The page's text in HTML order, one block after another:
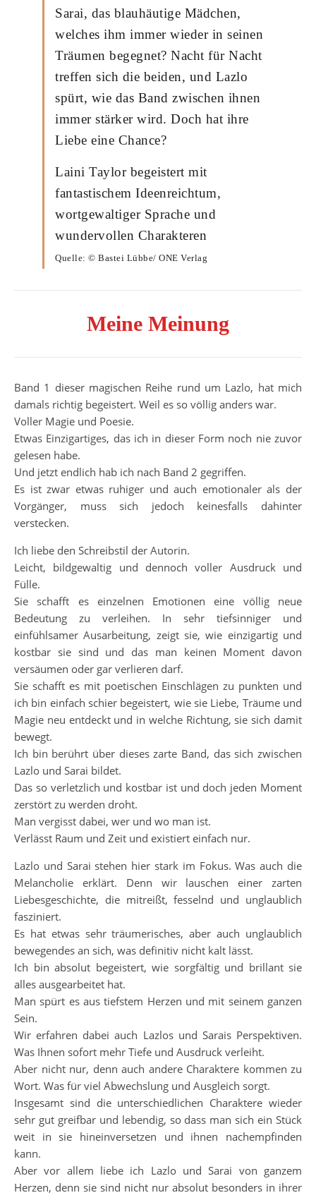
Sarai, das blauhäutige Mädchen,
welches ihm immer wieder in seinen
Träumen begegnet? Nacht für Nacht
treffen sich die beiden, und Lazlo
spürt, wie das Band zwischen ihnen
immer stärker wird. Doch hat ihre
Liebe eine Chance?
Laini Taylor begeistert mit
fantastischem Ideenreichtum,
wortgewaltiger Sprache und
wundervollen Charakteren
Quelle: © Bastei Lübbe/ ONE Verlag
Meine Meinung
Band 1 dieser magischen Reihe rund um Lazlo, hat mich
damals richtig begeistert. Weil es so völlig anders war.
Voller Magie und Poesie.
Etwas Einzigartiges, das ich in dieser Form noch nie zuvor
gelesen habe.
Und jetzt endlich hab ich nach Band 2 gegriffen.
Es ist zwar etwas ruhiger und auch emotionaler als der
Vorgänger, muss sich jedoch keinesfalls dahinter
verstecken.
Ich liebe den Schreibstil der Autorin.
Leicht, bildgewaltig und dennoch voller Ausdruck und
Fülle.
Sie schafft es einzelnen Emotionen eine völlig neue
Bedeutung zu verleihen. In sehr tiefsinniger und
einfühlsamer Ausarbeitung, zeigt sie, wie einzigartig und
kostbar sie sind und das man keinen Moment davon
versäumen oder gar verlieren darf.
Sie schafft es mit poetischen Einschlägen zu punkten und
ich bin einfach schier begeistert, wie sie Liebe, Träume und
Magie neu entdeckt und in welche Richtung, sie sich damit
bewegt.
Ich bin berührt über dieses zarte Band, das sich zwischen
Lazlo und Sarai bildet.
Das so verletzlich und kostbar ist und doch jeden Moment
zerstört zu werden droht.
Man vergisst dabei, wer und wo man ist.
Verlässt Raum und Zeit und existiert einfach nur.
Lazlo und Sarai stehen hier stark im Fokus. Was auch die
Melancholie erklärt. Denn wir lauschen einer zarten
Liebesgeschichte, die mitreißt, fesselnd und unglaublich
fasziniert.
Es hat etwas sehr träumerisches, aber auch unglaublich
bewegendes an sich, was definitiv nicht kalt lässt.
Ich bin absolut begeistert, wie sorgfältig und brillant sie
alles ausgearbeitet hat.
Man spürt es aus tiefstem Herzen und mit seinem ganzen
Sein.
Wir erfahren dabei auch Lazlos und Sarais Perspektiven.
Was Ihnen sofort mehr Tiefe und Ausdruck verleiht.
Aber nicht nur, denn auch andere Charaktere kommen zu
Wort. Was für viel Abwechslung und Ausgleich sorgt.
Insgesamt sind die unterschiedlichen Charaktere wieder
sehr gut greifbar und lebendig, so dass man sich ein Stück
weit in sie hineinversetzen und ihnen nachempfinden
kann.
Aber vor allem liebe ich Lazlo und Sarai von ganzem
Herzen, denn sie sind nicht nur absolut besonders in ihrer